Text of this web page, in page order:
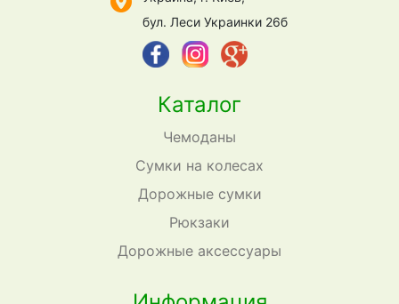
Каталог
Чемоданы
Сумки на колесах
Дорожные сумки
Рюкзаки
Дорожные аксессуары
бул. Леси Украинки 26б